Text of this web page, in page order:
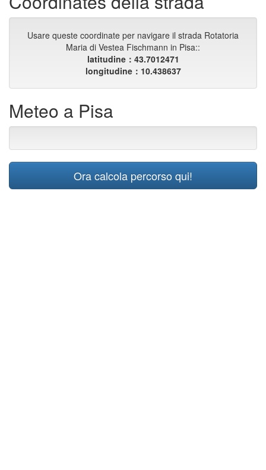
Usare queste coordinate per navigare il strada Rotatoria
Maria di Vestea Fischmann in Pisa::
latitudine：43.7012471
longitudine：10.438637
Meteo a Pisa
Ora calcola percorso qui!